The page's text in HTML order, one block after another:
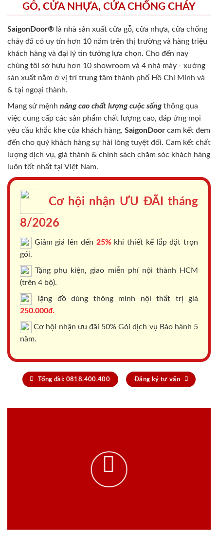
GỖ, CỬA NHỰA, CỬA CHỐNG CHÁY
SaigonDoor® là nhà sản xuất cửa gỗ, cửa nhựa, cửa chống
cháy đã có uy tín hơn 10 năm trên thị trường và hàng triệu
khách hàng và đại lý tin tưởng lựa chọn. Cho đến nay
chúng tôi sở hữu hơn 10 showroom và 4 nhà máy - xưởng
sản xuất nằm ở vị trí trung tâm thành phố Hồ Chí Minh và
& tại ngoại thành.
Mang sứ mệnh nâng cao chất lượng cuộc sốngthông qua
việc cung cấp các sản phẩm chất lượng cao, đáp ứng mọi
yêu cầu khắc khe của khách hàng. SaigonDoor cam kết đem
đến cho quý khách hàng sự hài lòng tuyệt đối. Cam kết chất
lượng dịch vụ, giá thành & chính sách chăm sóc khách hàng
luôn tốt nhất tại Việt Nam.
Cơ hội nhận ƯU ĐÃI tháng
8/2026
Giảm giá lên đến 25%khi thiết kế lắp đặt trọn
gói.
Tặng phụ kiện, giao miễn phí nội thành HCM
(trên 4 bộ).
Tặng đồ dùng thông minh nội thất trị giá
250.000đ.
Cơ hội nhận ưu đãi 50% Gói dịch vụ Bảo hành 5
năm.
Tổng đài: 0818.400.400 Đăng ký tư vấn